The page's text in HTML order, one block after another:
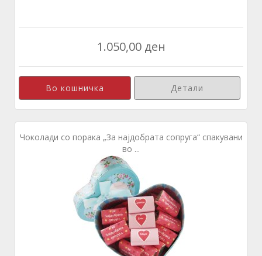
1.050,00 ден
Детали
Чоколади со порака „За најдобрата сопруга“ спакувани
во ...